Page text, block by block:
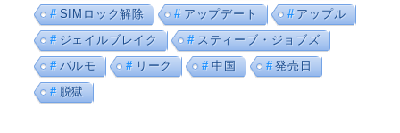
SIMロック解除
アップデート
アップル
ジェイルブレイク
スティーブ・ジョブズ
パルモ
リーク 中国
発売日
脱獄